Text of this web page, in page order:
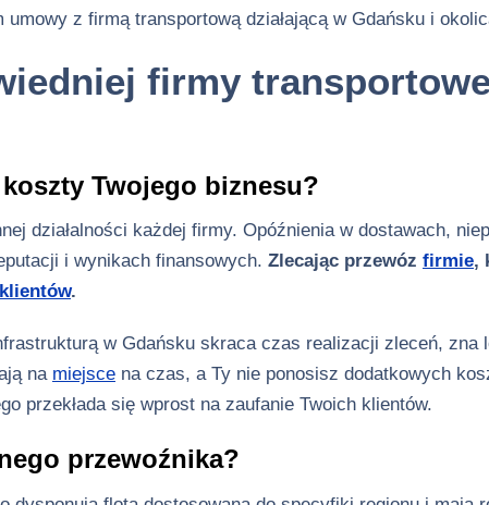
z firmą transportową działającą w Gdańsku i
firmy
Twojego biznesu?
działalności każdej firmy. Opóźnienia w dostawach,
i wynikach finansowych. Zlecając przewóz firmie,
klientów.
w Gdańsku skraca czas realizacji zleceń, zna
na miejsce na czas, a Ty nie ponosisz dodatkowych
przekłada się wprost na zaufanie Twoich klientów.
przewoźnika?